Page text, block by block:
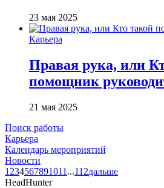
23 мая 2025
Карьера
Правая рука, или
помощник
21 мая 2025
Поиск работы
Карьера
Календарь мероприятий
Новости
1 234567891011 ...112дальше
HeadHunter